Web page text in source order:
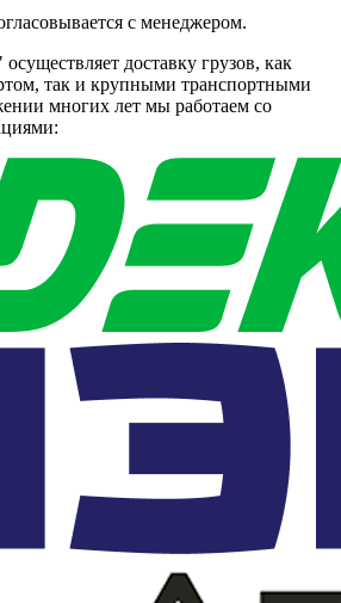
с менеджером.
доставку грузов, как
так и крупными транспортными
многих лет мы работаем со